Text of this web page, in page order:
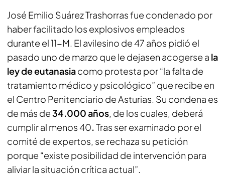
José Emilio Suárez Trashorras fue condenado por
haber facilitado los explosivos empleados
durante el 11-M. El avilesino de 47 años pidió el
pasado uno de marzo que le dejasen acogerse a la
ley de eutanasiacomo protesta por “la falta de
tratamiento médico y psicológico” que recibe en
el Centro Penitenciario de Asturias. Su condena es
de más de34.000 años, de los cuales, deberá
cumplir al menos 40.Tras ser examinado por el
comité de expertos, se rechaza su petición
porque “existe posibilidad de intervención para
aliviar la situación crítica actual”.